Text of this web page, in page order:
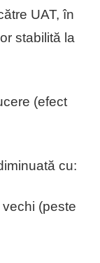
UAT, în
stabilită la
(efect
cu:
(peste